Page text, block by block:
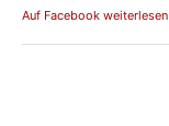
Auf Facebook weiterlesen